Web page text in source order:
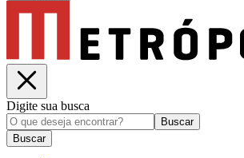
Digite sua busca
Buscar
Buscar